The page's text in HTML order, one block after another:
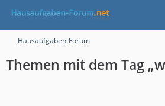
Hausaufgaben-Forum
Themen mit dem Tag